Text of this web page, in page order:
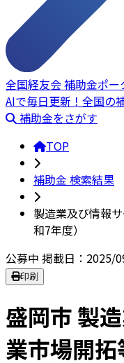
全国経友会 補助金ポー
AIで毎日更新！全国の
補助金をさがす
TOP
補助金 検索結果
製造業及び情報
和7年度）
公募中 掲載日：2025/
印刷
盛岡市 製
業市場開